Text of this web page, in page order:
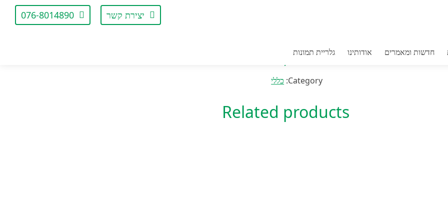
076-8014890 יצירת קשר
חדשות ומאמרים אודותינו גלריית תמונות
פנס לד 280 COB לומן ארוך, צר
ומתקפל-מגנטי SIGNET
Category: כללי
Related products